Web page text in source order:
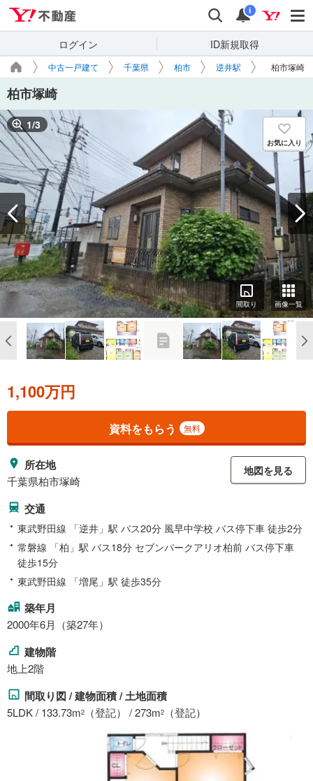
検索 通知
i
ログイン ID新規取得
中古一戸建て 千葉県 柏市 逆井駅 柏市塚崎
柏市塚崎
1/3
お気に入り
間取り 画像一覧
1,100万円
資料をもらう 無料
所在地
千葉県柏市塚崎
地図を見る
交通
東武野田線 「逆井」駅 バス20分 風早中学校 バス停下車 徒歩2分
常磐線 「柏」駅 バス18分 セブンパークアリオ柏前 バス停下車
徒歩15分
東武野田線 「増尾」駅 徒歩35分
築年月
2000年6月（築27年）
建物階
地上2階
間取り図 / 建物面積 / 土地面積
5LDK / 133.73m2 （登記） / 273m2 （登記）